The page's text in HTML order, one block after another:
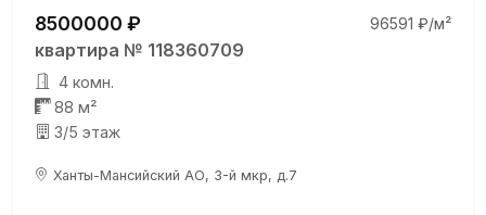
8500000 ₽ 96591 ₽/м²
квартира № 118360709
4 комн.
88 м²
3/5 этаж
Ханты-Мансийский АО, 3-й мкр, д.7